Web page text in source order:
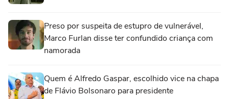
Preso por suspeita de estupro de vulnerável,
Marco Furlan disse ter confundido criança com
namorada
Quem é Alfredo Gaspar, escolhido vice na chapa
de Flávio Bolsonaro para presidente